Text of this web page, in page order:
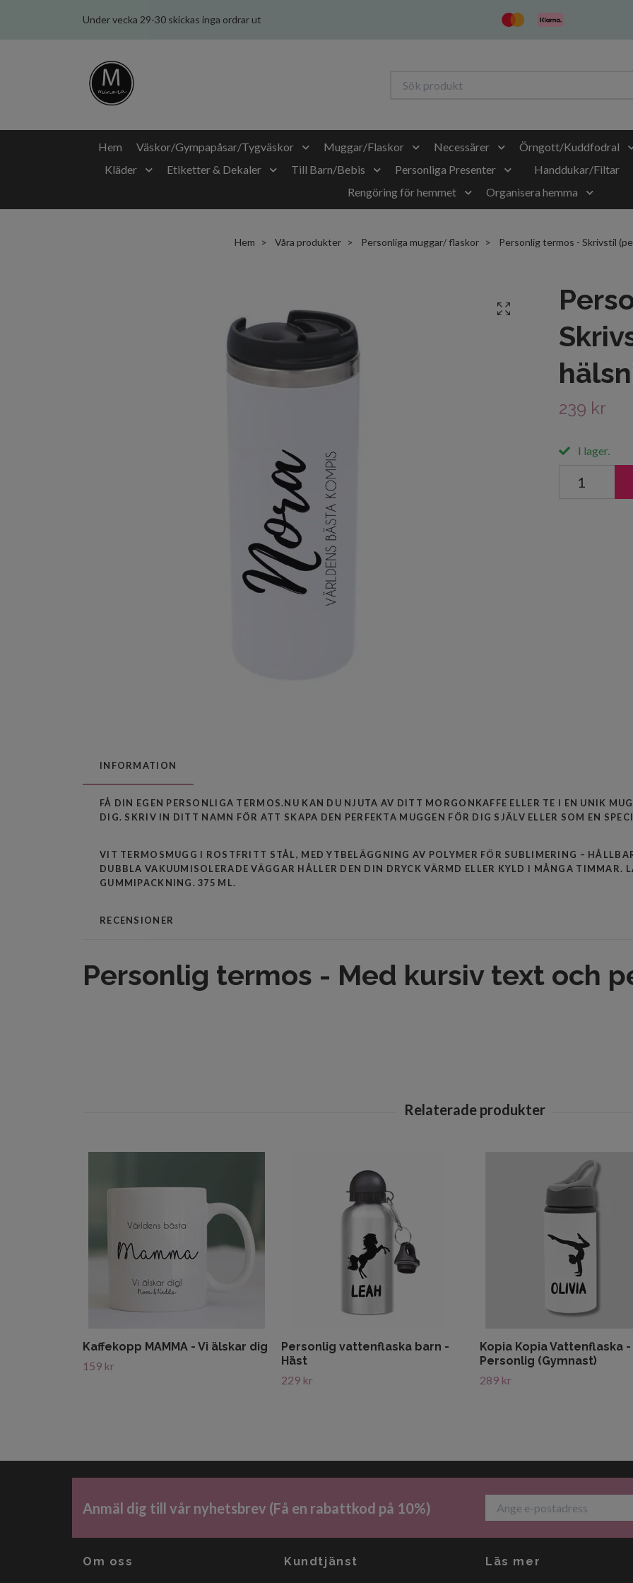
Under vecka 29-30 skickas inga ordrar ut
Hem Väskor/Gympapåsar/Tygväskor Muggar/Flaskor Necessärer Örngott/Kuddfodral
Kläder
Etiketter & Dekaler Till Barn/Bebis Personliga Presenter Handdukar/Filtar
Rengöring för hemmet
Organisera hemma
Hem Våra produkter Personliga muggar/ flaskor Personlig termos - Skrivstil
239 kr
I lager.
INFORMATION
FÅ DIN EGEN PERSONLIGA TERMOS.NU KAN DU NJUTA AV DITT MORGONKAFFE ELLER TE I EN UNIK
DIG. SKRIV IN DITT NAMN FÖR ATT SKAPA DEN PERFEKTA MUGGEN FÖR DIG SJÄLV ELLER SOM EN
VIT TERMOSMUGG I ROSTFRITT STÅL, MED YTBELÄGGNING AV POLYMER FÖR SUBLIMERING –
DUBBLA VAKUUMISOLERADE VÄGGAR HÅLLER DEN DIN DRYCK VÄRMD ELLER KYLD I MÅNGA TIMMAR.
GUMMIPACKNING. 375 ML.
RECENSIONER
Personlig termos - Med kursiv text och
Kaffekopp MAMMA - Vi älskar dig
159 kr
Personlig vattenflaska barn -
Häst
229 kr
Kopia Kopia Vattenflaska -
Personlig (Gymnast)
289 kr
Anmäl dig till vår nyhetsbrev (Få en rabattkod på 10%)
Om oss Kundtjänst Läs mer